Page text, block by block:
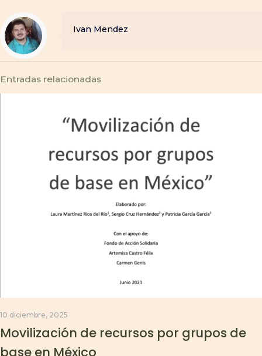
Ivan Mendez
Entradas relacionadas
10 diciembre, 2025
Movilización de recursos por grupos de
base en México